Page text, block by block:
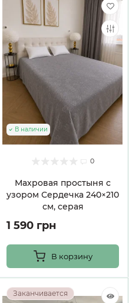
0
Махровая простыня с
узором Сердечка 240×210
см, серая
В наличии
1 590 грн
В корзину
Заканчивается